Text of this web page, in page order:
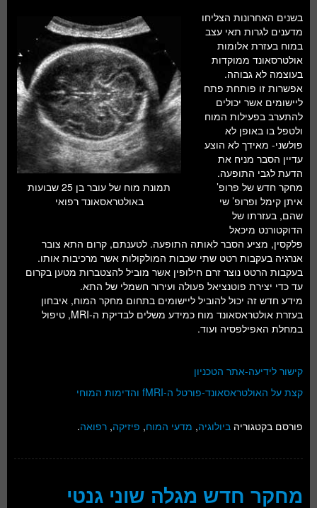
תמונת מוח של עובר בן 25 שבועות
באולטראסאונד רפואי
בשנים האחרונות הצליחו
מדענים לגרות תאי עצב
במוח בעזרת אלומות
אולטרסאונד ממוקדות
בעוצמה לא גבוהה.
אפשרות זו פותחת פתח
ליישומים אשר יכולים
להתערב בפעילות המוח
ולטפל בו באופן לא
פולשני- מאידך לא הוצע
עדיין הסבר מניח את
הדעת לגבי התופעה.
מחקר חדש של פרופ’
איתן קימל ופרופ’ שי
שהם, בעזרתו של
הדוקטורנט מיכאל
פלקסין, מציע הסבר לאותה התופעה. לטענתם, קרום התא צובר
אנרגיה בעקבות רטט שתי שכבות המולקולות אשר מרכיבות אותו.
בעקבות הרטט נוצר זרם חילופין אשר מוביל להצטברות מטען בקרום
עד כדי יצירת פוטנציאל פעולה ועירור חשמלי של התא.
מידע חדש זה יכול להוביל ליישומים בתחום מחקר המוח, איבחון
בעזרת אולטראסאונד מוח כמידע משלים לבדיקת ה-MRI, טיפול
במחלת האפילפסיה ועוד.
קישור לידיעה-אתר הטכניון
קצת על האולטראסאונד-פורטל ה-fMRI והדימות המוחי
פורסם בקטגוריה ביולוגיה, מדעי המוח, פיזיקה, רפואה.
מחקר חדש מגלה שוני גנטי